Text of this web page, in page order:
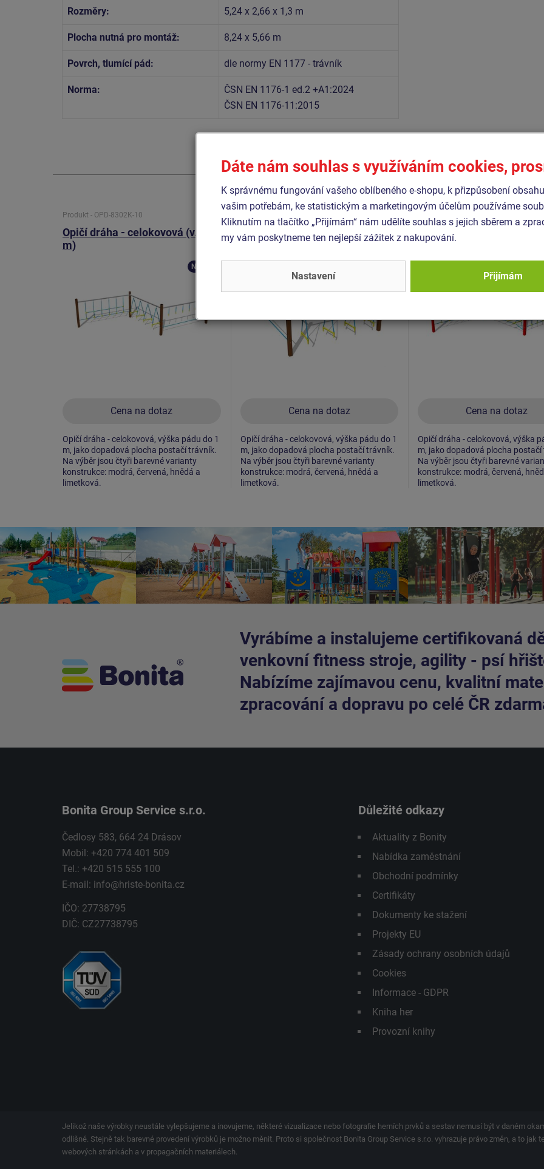
Rozměry: 5,24 x 2,66 x 1,3 m
Plocha nutná pro montáž: 8,24 x 5,66 m
Povrch, tlumící pád: dle normy EN 1177 - trávník
Norma:
ČSN EN 1176-1 ed.2 +A1:2024
ČSN EN 1176-11:2015
Podobnézboží
Produkt - OPD-8302K-10
Opičí dráha - celokovová (v.p. 1
m)
Cena na dotaz
Novinka
Opičí dráha - celokovová, výška pádu do 1
m, jako dopadová plocha postačí trávník.
Na výběr jsou čtyři barevné varianty
konstrukce: modrá, červená, hnědá a
limetková.
Opičí dráha - celokovová (v.p. 1
m)
Cena na dotaz
Opičí dráha - celokovová, výška pádu do 1
m, jako dopadová plocha postačí trávník.
Na výběr jsou čtyři barevné varianty
konstrukce: modrá, červená, hnědá a
limetková.
Opičí dráha - celokovová
m)
Cena na dotaz
Opičí dráha - celokovová, výška
m, jako dopadová plocha postačí
Na výběr jsou čtyři barevné
konstrukce: modrá, červená,
limetková.
Vyrábíme a instalujeme certifikovaná
venkovní fitness stroje, agility - psí
Nabízíme zajímavou cenu, kvalitní
zpracování a dopravu po celé ČR
Bonita Group Service s.r.o.
Čedlosy 583, 664 24 Drásov
Mobil: +420 774 401 509
Tel.: +420 515 555 100
E-mail: info@hriste-bonita.cz
IČO: 27738795
DIČ: CZ27738795
Důležité odkazy
Aktuality z Bonity
Nabídka zaměstnání
Obchodní podmínky
Certifikáty
Dokumenty ke stažení
Projekty EU
Zásady ochrany osobních údajů
Cookies
Informace - GDPR
Kniha her
Provozní knihy
Jelikož naše výrobky neustále vylepšujeme a inovujeme, některé vizualizace nebo fotografie herních prvků a sestav nemusí být v daném
odlišné. Stejně tak barevné provedení výrobků je možno měnit. Proto si společnost Bonita Group Service s.r.o. vyhrazuje právo změn, a to
webových stránkách a v propagačních materiálech.
Dáte nám souhlas s využíváním cookies,
K správnému fungování vašeho oblíbeného e-shopu, k přizpůsobení
vašim potřebám, ke statistickým a marketingovým účelům používáme
Kliknutím na tlačítko „Přijímám“ nám udělíte souhlas s jejich sběrem a
my vám poskytneme ten nejlepší zážitek z nakupování.
Nastavení Přijímám